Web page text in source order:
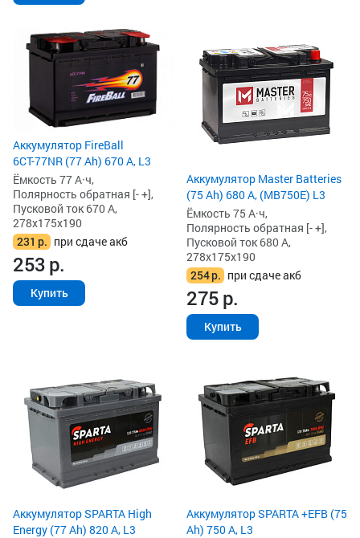
Аккумулятор FireBall
6СТ-77NR (77 Ah) 670 А, L3
Ёмкость 77 А·ч,
Полярность обратная [- +],
Пусковой ток 670 А,
278x175x190
231 р. при сдаче акб
253р.
Купить
Аккумулятор Master Batteries
(75 Ah) 680 А, (MB750E) L3
Ёмкость 75 А·ч,
Полярность обратная [- +],
Пусковой ток 680 А,
278x175x190
254р. при сдаче акб
275р.
Купить
Аккумулятор SPARTA High
Energy (77 Ah) 820 А, L3
Аккумулятор SPARTA +EFB (75
Ah) 750 А, L3